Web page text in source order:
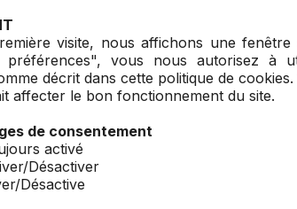
visite, nous affichons une
préférences", vous nous autorisez à
décrit dans cette politique de
affecter le bon fonctionnement du site.
de consentement
activé
Désactiver
Désactive